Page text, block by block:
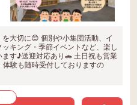
大切に😊 個別や小集団活動、イ
キング・季節イベントなど、楽し
す♪送迎対応あり🚗 土日祝も営業
験も随時受付しておりますの